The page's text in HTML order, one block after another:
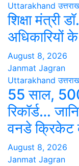
Uttarakhand
शिक्षा मंत्री
अधिकारियों
August 8, 2026
Janmat Jagran
Uttarakhand
55 साल,
रिकॉर्ड…
वनडे क्रिकेट
August 8, 2026
Janmat Jagran